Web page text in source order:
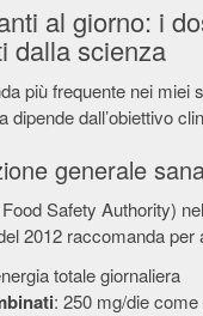
al giorno: i
dalla scienza
più frequente nei miei
dipende dall’obiettivo
generale
Safety Authority)
2012 raccomanda per
totale giornaliera
: 250 mg/die